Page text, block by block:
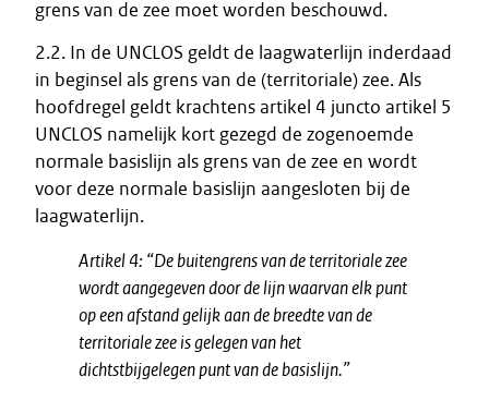
grens van de zee moet worden beschouwd.
2.2. In de UNCLOS geldt de laagwaterlijn inderdaad
in beginsel als grens van de (territoriale) zee. Als
hoofdregel geldt krachtens artikel 4 juncto artikel 5
UNCLOS namelijk kort gezegd de zogenoemde
normale basislijn als grens van de zee en wordt
voor deze normale basislijn aangesloten bij de
laagwaterlijn.
Artikel 4:“De buitengrens van de territoriale zee
wordt aangegeven door de lijn waarvan elk punt
op een afstand gelijk aan de breedte van de
territoriale zee is gelegen van het
dichtstbijgelegen punt van de basislijn.”